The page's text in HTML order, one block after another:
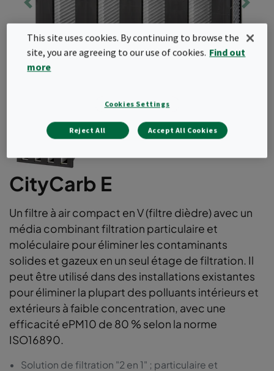
CityCarb E
Un filtre à air compact en V (filtre dièdre) avec un
média combinant filtration particulaire et
moléculaire pour éliminer les contaminants
solides et gazeux en un seul étage de filtration. Il
peut être utilisé dans des installations existantes
pour éliminer la plupart des polluants intérieurs et
extérieurs à faible concentration, avec une
efficacité ePM10 de 80 % selon la norme
ISO16890.
Solution de filtration "2 en 1" ; particulaire et
This site uses cookies. By continuing to browse the
site, you are agreeing to our use of cookies. Find out
more
Cookies Settings
Reject All Accept All Cookies